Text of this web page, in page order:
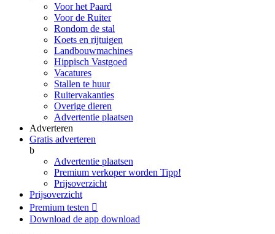
Voor het Paard
Voor de Ruiter
Rondom de stal
Koets en rijtuigen
Landbouwmachines
Hippisch Vastgoed
Vacatures
Stallen te huur
Ruitervakanties
Overige dieren
Advertentie plaatsen
Adverteren
Gratis adverteren
b
Advertentie plaatsen
Premium verkoper worden Tipp!
Prijsoverzicht
Prijsoverzicht
Premium testen 
Download de app download